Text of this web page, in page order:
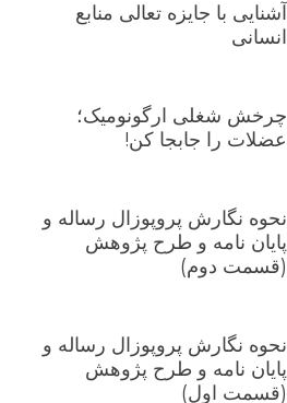
آشنایی با جایزه تعالی منابع
انسانی
چرخش شغلی ارگونومیک؛
عضلات را جابجا کن!
نحوه نگارش پروپوزال رساله و
پایان نامه و طرح پژوهش
(قسمت دوم)
نحوه نگارش پروپوزال رساله و
پایان نامه و طرح پژوهش
(قسمت اول)